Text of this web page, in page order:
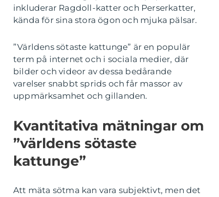
inkluderar Ragdoll-katter och Perserkatter,
kända för sina stora ögon och mjuka pälsar.
”Världens sötaste kattunge” är en populär
term på internet och i sociala medier, där
bilder och videor av dessa bedårande
varelser snabbt sprids och får massor av
uppmärksamhet och gillanden.
Kvantitativa mätningar om
”världens sötaste
kattunge”
Att mäta sötma kan vara subjektivt, men det